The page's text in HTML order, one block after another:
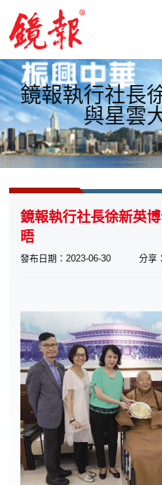
鏡報執行社長
與星雲
鏡報
鏡報執行社長徐新英
晤
發布日期：2023-06-30 分享：